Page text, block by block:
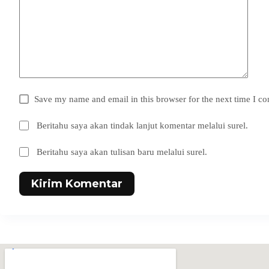
Save my name and email in this browser for the next time I
Beritahu saya akan tindak lanjut komentar melalui surel.
Beritahu saya akan tulisan baru melalui surel.
Kirim Komentar